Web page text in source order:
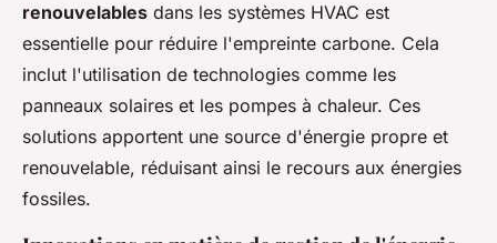
renouvelables dans les systèmes HVAC est
essentielle pour réduire l'empreinte carbone. Cela
inclut l'utilisation de technologies comme les
panneaux solaires et les pompes à chaleur. Ces
solutions apportent une source d'énergie propre et
renouvelable, réduisant ainsi le recours aux énergies
fossiles.